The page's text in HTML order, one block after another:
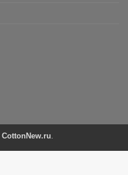
CottonNew.ru